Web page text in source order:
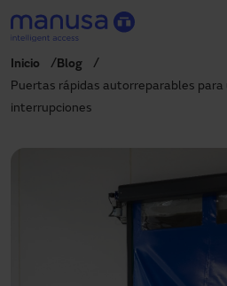
Skip to main content
Productos y sectores
Servicios
Inicio
Blog
Puertas rápidas autorreparables para
interrupciones